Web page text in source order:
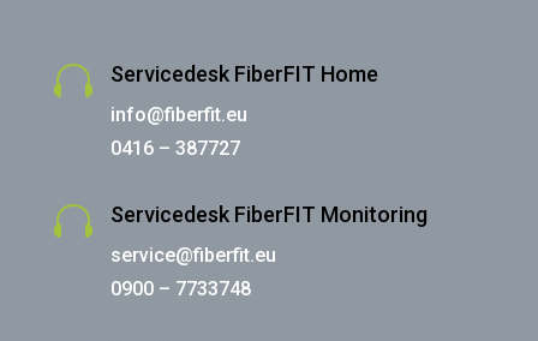
 Servicedesk FiberFIT Home
info@fiberfit.eu
0416 – 387727
 Servicedesk FiberFIT Monitoring
service@fiberfit.eu
0900 – 7733748